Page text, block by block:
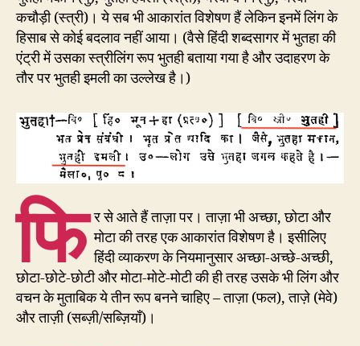
कचौड़ी (स्त्री)। ये सब भी आकारांत विशेषण हैं लेकिन इनमें लिंग के
हिसाब से कोई बदलाव नहीं आया। (वैसे हिंदी शब्दसागर में भुतहा की
एंट्री में उसका स्त्रीलिंग रूप भुतही बताया गया है और उदाहरण के
तौर पर भुतही इमली का उल्लेख है।)
फि र से आते हैं ताज़ा पर। ताज़ा भी अच्छा, छोटा और
मोटा की तरह एक आकारांत विशेषण है। इसीलिए
हिंदी व्याकरण के नियमानुसार अच्छा-अच्छे-अच्छी,
छोटा-छोटे-छोटी और मोटा-मोटे-मोटी की ही तरह उसके भी लिंग और
वचन के मुताबिक ये तीन रूप बनने चाहिए – ताज़ा (फल), ताज़े (मेवे)
और ताज़ी (सब्ज़ी/सब्ज़ियाँ)।